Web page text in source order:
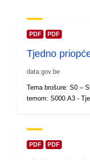
Kataloški
registar:
PDF PDF
Tjedno
data.gov.be
Tema brošure: S0 –
temom: S000.A3 -
PDF PDF